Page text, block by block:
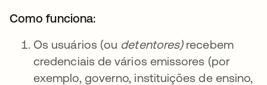
Como funciona:
Os usuários (ou detentores)recebem
credenciais de vários emissores (por
exemplo, governo, instituições de ensino,